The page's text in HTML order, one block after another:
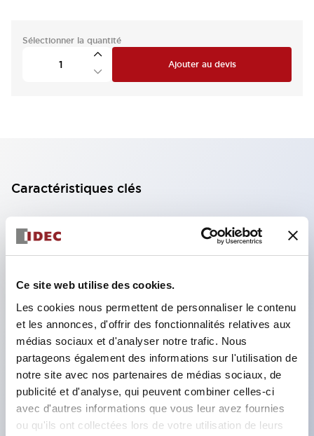
Ce site web utilise des cookies.
Les cookies nous permettent de personnaliser le contenu
et les annonces, d'offrir des fonctionnalités relatives aux
médias sociaux et d'analyser notre trafic. Nous
partageons également des informations sur l'utilisation de
notre site avec nos partenaires de médias sociaux, de
publicité et d'analyse, qui peuvent combiner celles-ci
avec d'autres informations que vous leur avez fournies
ou qu'ils ont collectées lors de votre utilisation de leurs
Sélectionner la quantité
Ajouter au devis
Caractéristiques clés
Bloc de contact à 2 étages avec 2 contacts,
permettant une configuration à 4 contacts
Profondeur du panneau de 39,9 mm (*bloc de
contact à 11 étages), 59,9 mm (*bloc de contact à
22 étages). Conception peu encombrante
Structure de sécurité de 3e génération :
déclenchement à 2 actions, garde intégrée,
structure de protection des doigts IP20.